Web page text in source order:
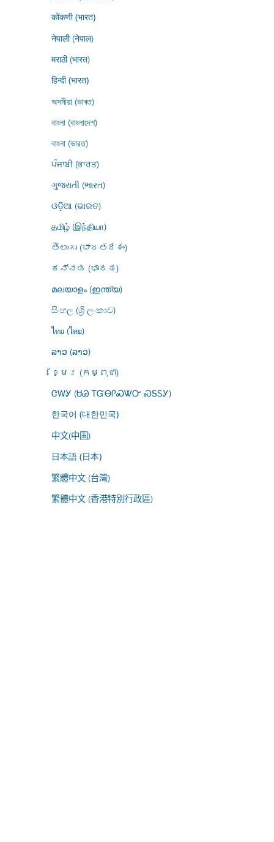
कोंकणी (भारत)
नेपाली (नेपाल)
मराठी (भारत)
हिन्दी (भारत)
অসমীয়া (ভাৰত)
বাংলা (বাংলাদেশ)
বাংলা (ভারত)
ਪੰਜਾਬੀ (ਭਾਰਤ)
ગુજરાતી (ભારત)
ଓଡ଼ିଆ (ଭାରତ)
தமிழ் (இந்தியா)
తెలుగు (భారతదేశం)
ಕನ್ನಡ (ಭಾರತ)
മലയാളം (ഇന്ത്യ)
සිංහල (ශ්‍රී ලංකාව)
ไทย (ไทย)
ລາວ (ລາວ)
ខ្មែរ (កម្ពុជា)
ᏣᎳᎩ (ᏌᏊ ᎢᏳᎾᎵᏍᏔᏅ ᏍᎦᏚᎩ)
한국어 (대한민국)
中文(中国)
日本語 (日本)
繁體中文 (台灣)
繁體中文 (香港特別行政區)